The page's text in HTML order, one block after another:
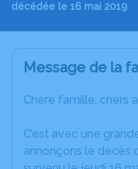
décédée le 16 mai 2019
Message de la
Chère famille, chers
C’est avec une
annonçons le décès